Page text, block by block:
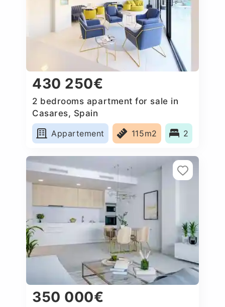
430 250€
2 bedrooms apartment for sale in
Casares, Spain
Appartement
115m2 2
350 000€